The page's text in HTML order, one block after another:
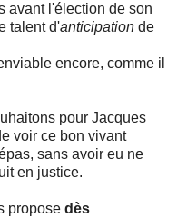
avant l'élection de son
talent d'anticipation de
encore, comme il
pour Jacques
voir ce bon vivant
sans avoir eu ne
en justice.
propose dès